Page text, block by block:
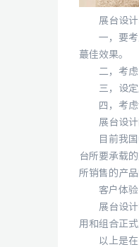
展台设计
一，要考虑
蕞佳效果。
二，考虑自
三，设定展
四，考虑色
展台设计
目前我国中
台所要承载
所销售的产品
客户体验
展台设计需
用和组合正
以上是在进